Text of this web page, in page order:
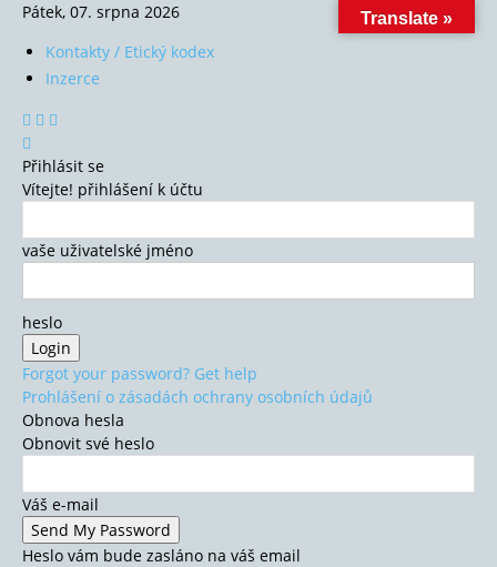
Pátek, 07. srpna 2026
Kontakty / Etický kodex
Inzerce
Přihlásit se
Vítejte! přihlášení k účtu
vaše uživatelské jméno
heslo
Forgot your password? Get help
Prohlášení o zásadách ochrany osobních údajů
Obnova hesla
Obnovit své heslo
Váš e-mail
Heslo vám bude zasláno na váš email
Translate »